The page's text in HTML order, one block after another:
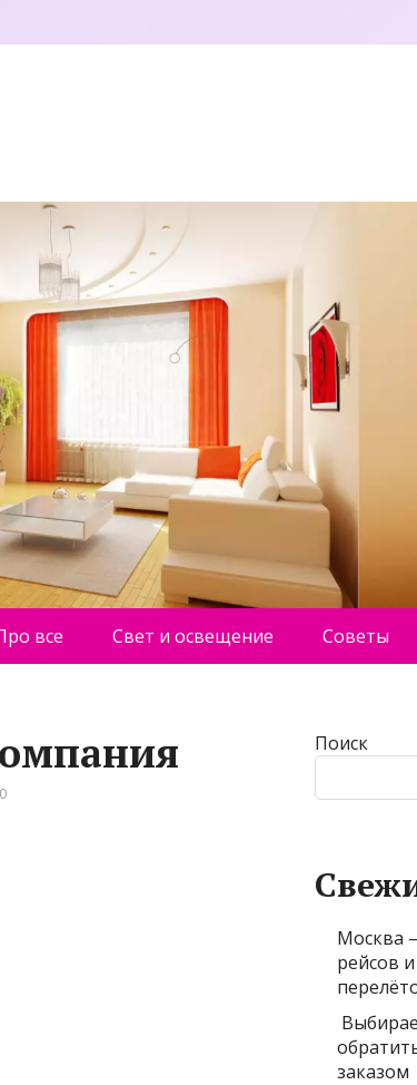
все Свет и освещение Советы
Поиск
Москва
рейсов
заказом